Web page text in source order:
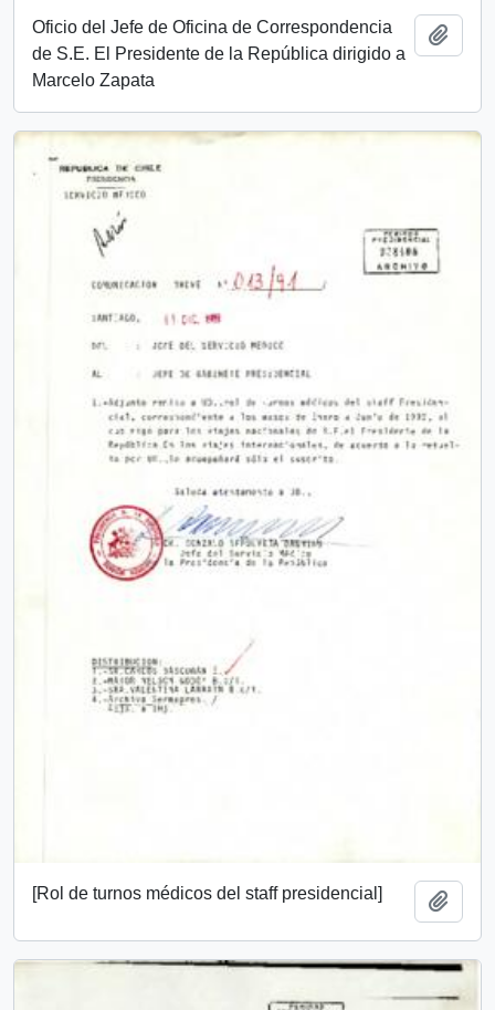
Oficio del Jefe de Oficina de Correspondencia
de S.E. El Presidente de la República dirigido a
Marcelo Zapata
[Rol de turnos médicos del staff presidencial]